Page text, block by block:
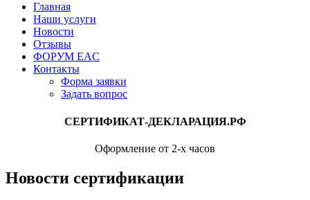
Главная
Наши услуги
Новости
Отзывы
ФОРУМ EAC
Контакты
Форма заявки
Задать вопрос
СЕРТИФИКАТ-ДЕКЛАРАЦИЯ.РФ
Оформление от 2-х часов
Новости сертификации